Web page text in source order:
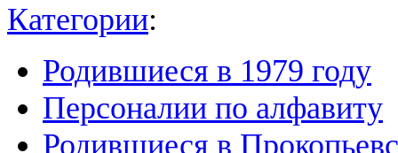
Категории:
Родившиеся в 1979 году
Персоналии по алфавиту
Родившиеся в